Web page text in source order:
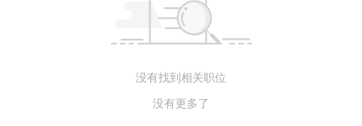
没有找到相关职位
没有更多了